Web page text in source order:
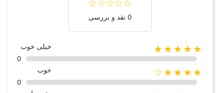
0 نقد و بررسی
★★★★★
خیلی خوب
0
★★★★☆
خوب
0